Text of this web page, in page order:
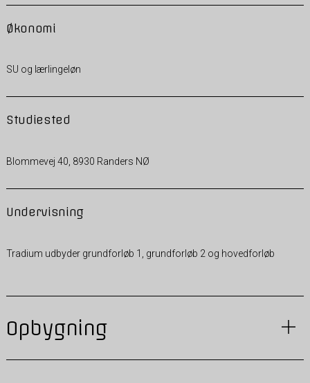
Økonomi
SU og lærlingeløn
Studiested
Blommevej 40, 8930 Randers NØ
Undervisning
Tradium udbyder grundforløb 1, grundforløb 2 og hovedforløb
Opbygning